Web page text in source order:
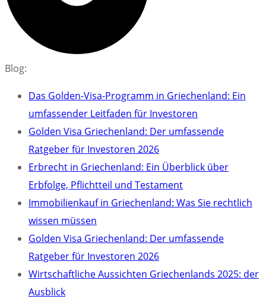
Blog:
Das Golden-Visa-Programm in Griechenland: Ein
umfassender Leitfaden für Investoren
Golden Visa Griechenland: Der umfassende
Ratgeber für Investoren 2026
Erbrecht in Griechenland: Ein Überblick über
Erbfolge, Pflichtteil und Testament
Immobilienkauf in Griechenland: Was Sie rechtlich
wissen müssen
Golden Visa Griechenland: Der umfassende
Ratgeber für Investoren 2026
Wirtschaftliche Aussichten Griechenlands 2025: der
Ausblick